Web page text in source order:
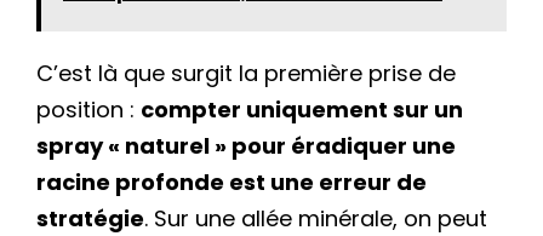
C’est là que surgit la première prise de
position : compter uniquement sur un
spray « naturel » pour éradiquer une
racine profonde est une erreur de
stratégie. Sur une allée minérale, on peut